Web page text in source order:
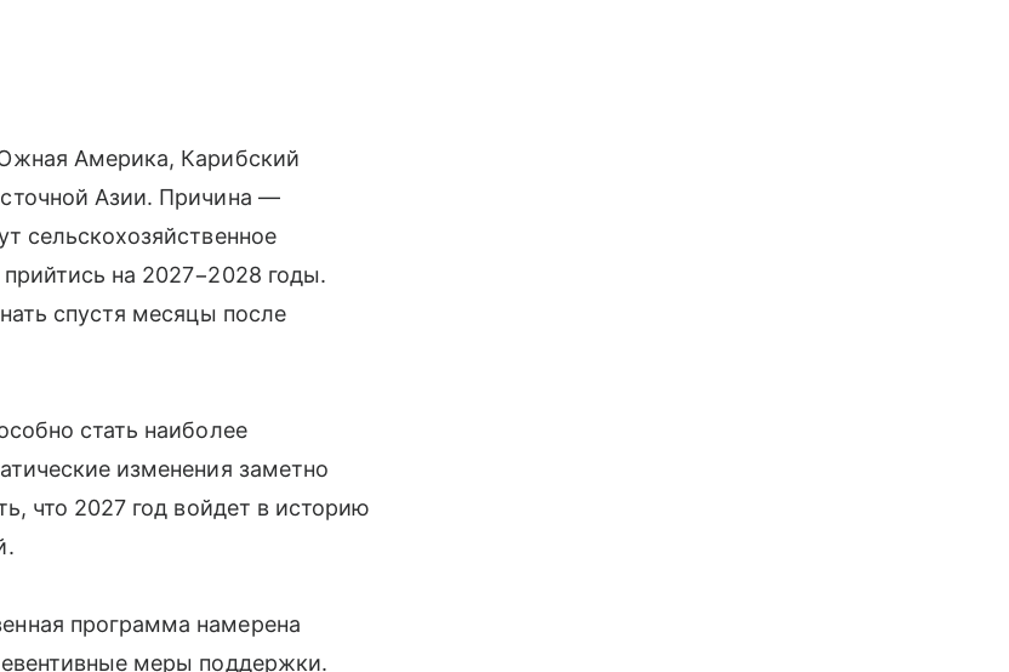
Америка, Карибский
Азии. Причина —
сельскохозяйственное
на 2027−2028 годы.
спустя месяцы после
стать наиболее
изменения заметно
что 2027 год войдет в историю
программа намерена
меры поддержки.